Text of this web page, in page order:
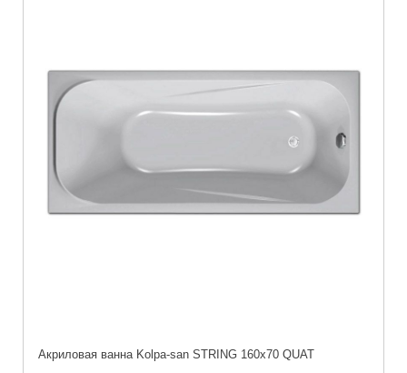
Акриловая ванна Kolpa-san STRING 160x70 QUAT